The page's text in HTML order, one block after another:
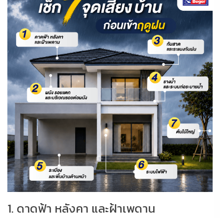
1. ดาดฟ้า หลังคา และฝ้าเพดาน